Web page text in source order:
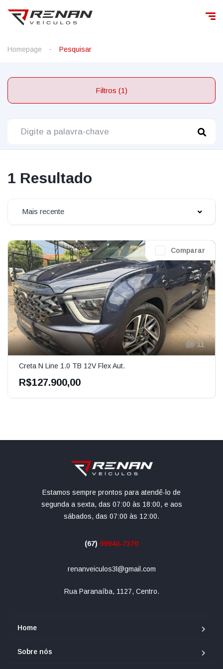
Homepage Pesquisar
Filtros (1)
1 Resultado
Mais recente
Comparar
11
Creta N Line 1.0 TB 12V Flex Aut.
R$127.900,00
Estamos sempre prontos para atendê-lo de
segunda a sexta, das 07:00 às 18:00, e aos
sábados, das 07:00 às 12:00.
(67) 99940-7370
renanveiculos3l@gmail.com
Rua Paranaíba, 1127, Centro.
Home
Sobre nós